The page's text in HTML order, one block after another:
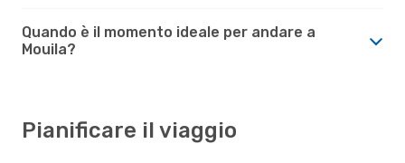
Quando è il momento ideale per andare a
Mouila?
Pianificare il viaggio